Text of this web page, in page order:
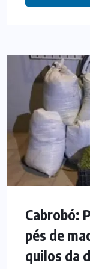
Cabrobó:
pés de
quilos da